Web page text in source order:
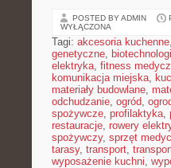
POSTED BY ADMIN
WYŁĄCZONA
Tagi: akcesoria kuchenne,
genetyczne,
elektryka, fitness
komunikacja miejska,
materiały budowlane,
odchudzanie, ogród,
spożywcze, profilaktyka,
restauracje, rowery
spożywczy, sprzęt
tarasy, transport,
wyposażenie kuchni,